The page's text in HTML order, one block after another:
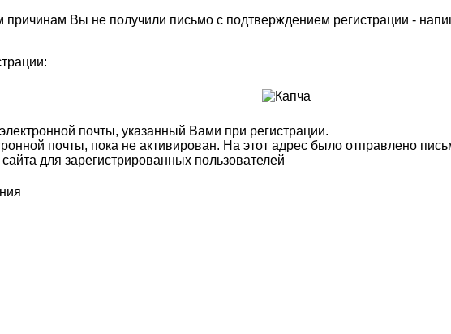
причинам Вы не получили письмо с подтверждением регистрации -
почты, указанный Вами при регистрации.
почты, пока не активирован. На этот адрес было отправлено
для зарегистрированных пользователей